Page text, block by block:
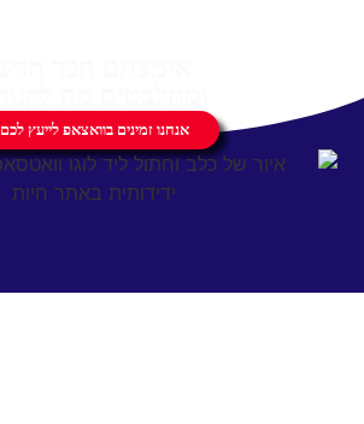
אנחנו זמינים בוואצאפ לייעץ לכם